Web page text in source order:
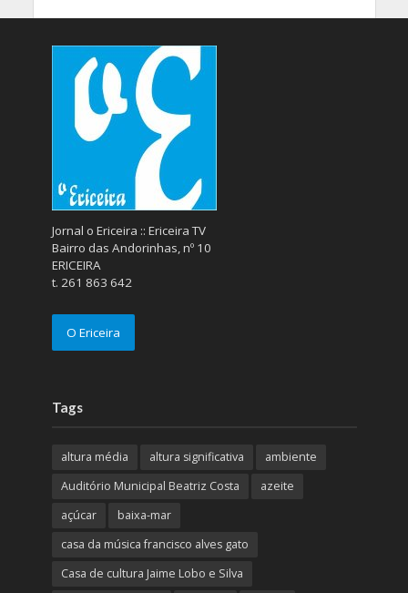
Jornal o Ericeira :: Ericeira TV
Bairro das Andorinhas, nº 10
ERICEIRA
t. 261 863 642
O Ericeira
Tags
altura média altura significativa
ambiente
Auditório Municipal Beatriz Costa
azeite
açúcar
baixa-mar
casa da música francisco alves gato
Casa de cultura Jaime Lobo e Silva